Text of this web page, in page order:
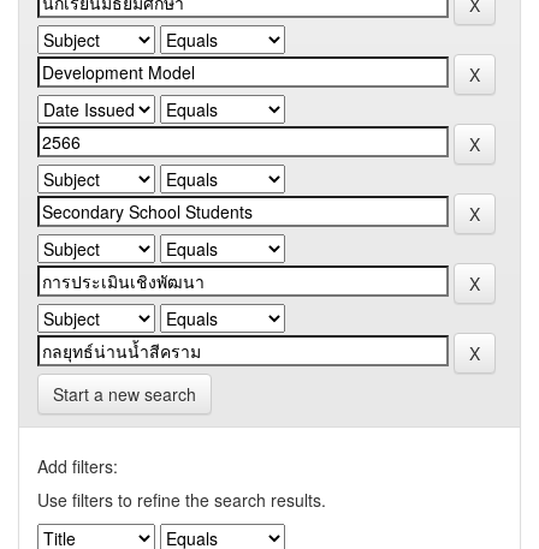
Start a new search
Add filters:
Use filters to refine the search results.